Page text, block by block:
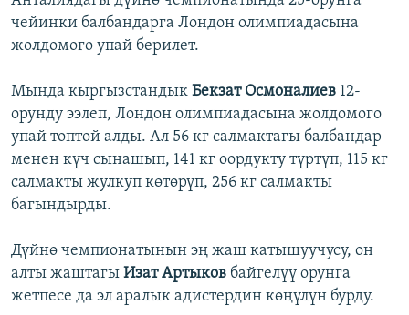
чейинки балбандарга Лондон олимпиадасына
жолдомого упай берилет.
Мында кыргызстандык Бекзат Осмоналиев 12-
орунду ээлеп, Лондон олимпиадасына жолдомого
упай топтой алды. Ал 56 кг салмактагы балбандар
менен күч сынашып, 141 кг оордукту түртүп, 115 кг
салмакты жулкуп көтөрүп, 256 кг салмакты
багындырды.
Дүйнө чемпионатынын эң жаш катышуучусу, он
алты жаштагы Изат Артыков байгелүү орунга
жетпесе да эл аралык адистердин көңүлүн бурду.